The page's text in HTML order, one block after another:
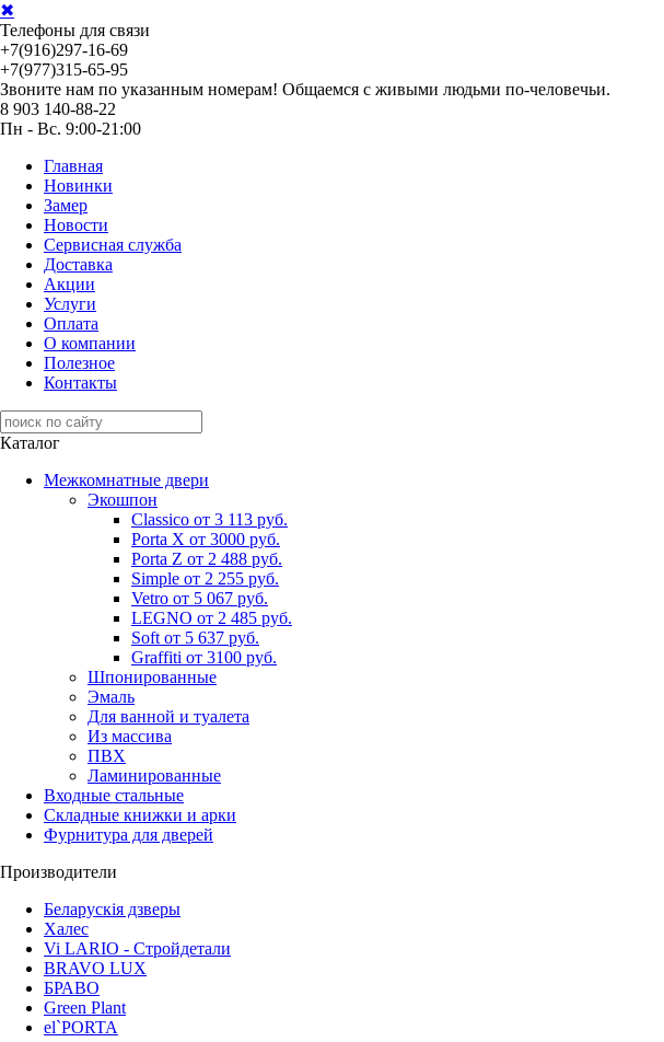
✖
Телефоны для связи
+7(916)297-16-69
+7(977)315-65-95
Звоните нам по указанным номерам! Общаемся с живыми людьми по-человечьи.
8 903 140-88-22
Пн - Вс. 9:00-21:00
Главная
Новинки
Замер
Новости
Сервисная служба
Доставка
Акции
Услуги
Оплата
О компании
Полезное
Контакты
Каталог
Межкомнатные двери
Экошпон
Classico от 3 113 руб.
Porta X от 3000 руб.
Porta Z от 2 488 руб.
Simple от 2 255 руб.
Vetro от 5 067 руб.
LEGNO от 2 485 руб.
Soft от 5 637 руб.
Graffiti от 3100 руб.
Шпонированные
Эмаль
Для ванной и туалета
Из массива
ПВХ
Ламинированные
Входные стальные
Складные книжки и арки
Фурнитура для дверей
Производители
Беларускія дзверы
Халес
Vi LARIO - Стройдетали
BRAVO LUX
БРАВО
Green Plant
el`PORTA